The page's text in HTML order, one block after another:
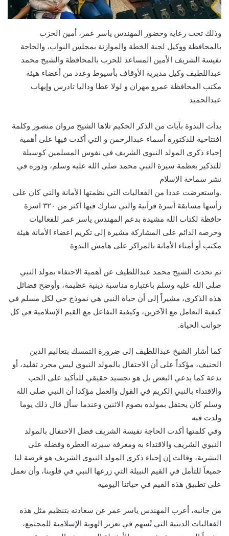
وذلك تحت رعاية وحضور المهندس ياسر عمر، أمين الحزب
بالمحافظة ووكيل لجنة الخطة والموازنة بمجلس النواب، والحاجة
نفيسة الشريف الأمين المساعد للحزب بالمحافظة والشيخ محمد
عبداللطيف وكيل مديرية الأوقاف بأسيوط وعدد من أعضاء هيئة
مكتب المحافظة عمرو مهران و لولا عطا وداليا تادرس وإيهاب
عبدالحميد
بدأت الندوة بآيات من الذكر الحكيم تلاها الشيخ مروان منصور وكلمة
افتتاحية للدكتورة أسماء عبدالرحمن و التي أكدت فيها على أهمية
إحياء ذكرى المولد النبوي الشريف في نفوس المسلمين كوسيلة
للتذكير بعظمة سيرة النبي محمد صلى الله عليه وسلم، ودوره في
نشر سماحة الإسلام
.واستعرضت عددا من الفعاليات التي نظمتها الأمانة والتي كان على
رأسها مسابقة أسرة قرآنية والتي شارك فيها أكثر من ٣٢٠ اسرة
حافظة لكتاب الله مشيدة بدعم المهندس ياسر عمر للفعاليات
وحرصه الدائم على المشاركة مشيرة إلى تكريم اعضاء الأمانة هيئة
مكتب أو أمناء الأمانة بالمراكز على هامش الندوة
ثم تحدث الشيخ محمد عبداللطيف عن أهمية الاحتفاء بمولد النبي
صلى الله عليه وسلم باعتباره مناسبة دينية عظيمة، وأوضح فضائل
هذه الذكرى، مشيراً إلى أن حياة النبي هي نموذج حي لكل مسلم في
كيفية التعامل مع الآخرين، وكيفية التفاعل مع القيم الإسلامية في كل
جوانب الحياة.
كما أشار الشيخ عبداللطيف إلى ضرورة التمسك بتعاليم الدين
الحنيف، مؤكداً على أن الاحتفال بالمولد النبوي ليس مجرد تقليد، أو
بدعة كما يدعي البعض بل هو تجسيد حقيقي للتأكيد على الحب
والاقتداء بالنبي الكريم في القول والعمل مؤكدا أن النبي صلى الله
وسلم كان يحتفل بمولده بصوم الاثنين وعندما سأل قال ذلك يوما
ولدت فيه
وفي كلمتها أكدت الحاجة نفيسة الشريف فضل الاحتفال بالمولد
النبوي الشريف والاقتداء به ومعرفة سيرته العطرة وفضله على
البشرية، وقالت إن إحياء ذكرى المولد النبوي الشريف هو فرصة لنا
جميعاً للتأمل في القيم النبيلة التي زرعها النبي في قلوبنا، وأن نعمل
على تطبيق هذه القيم في حياتنا اليومية
من جانبه، أعرب المهندس ياسر عمر عن سعادته بتنظيم مثل هذه
الفعاليات الدينية التي تُسهم في تعزيز الهوية الإسلامية للمجتمع،